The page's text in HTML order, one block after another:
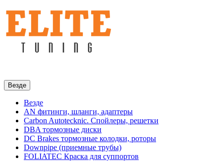
Везде
Везде
AN фитинги, шланги, адаптеры
Carbon Autotecknic. Спойлеры, решетки
DBA тормозные диски
DC Brakes тормозные колодки, роторы
Downpipe (приемные трубы)
FOLIATEC Краска для суппортов